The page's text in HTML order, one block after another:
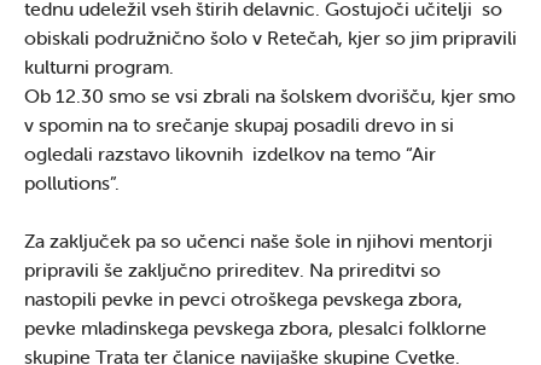
tednu udeležil vseh štirih delavnic. Gostujoči učitelji so
obiskali podružnično šolo v Retečah, kjer so jim pripravili
kulturni program.
Ob 12.30 smo se vsi zbrali na šolskem dvorišču, kjer smo
v spomin na to srečanje skupaj posadili drevo in si
ogledali razstavo likovnih izdelkov na temo “Air
pollutions”.
Za zaključek pa so učenci naše šole in njihovi mentorji
pripravili še zaključno prireditev. Na prireditvi so
nastopili pevke in pevci otroškega pevskega zbora,
pevke mladinskega pevskega zbora, plesalci folklorne
skupine Trata ter članice navijaške skupine Cvetke.